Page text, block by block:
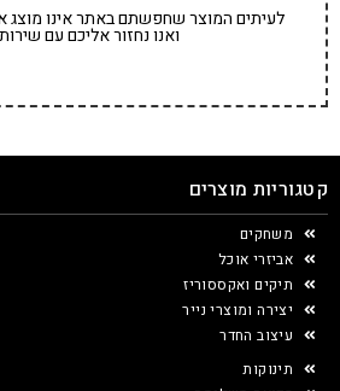
לעיתים המוצר שחפשתם באתר אינו מוצג
ואנו נחזור אליכם עם
קטגוריות מוצרים
משחקים
אביזרי אוכל
תיקים ואקססוריז
יצירה ומוצרי נייר
עיצוב החדר
תינוקות